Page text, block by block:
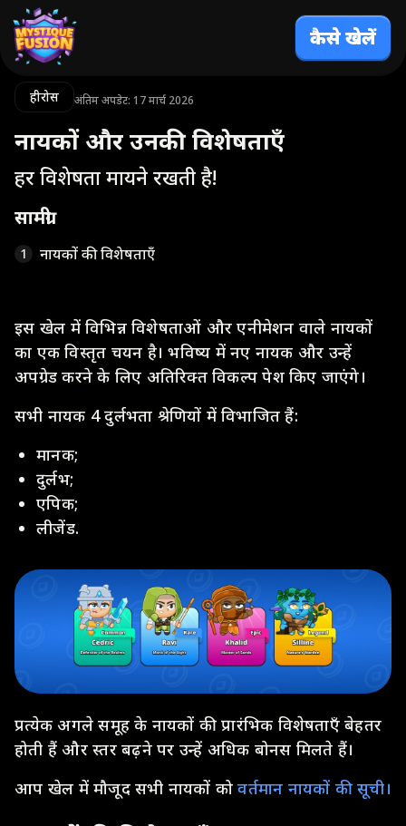
कैसे खेलें
हीरोस अंतिम अपडेट: 17 मार्च 2026
नायकों और उनकी विशेषताएँ
हर विशेषता मायने रखती है!
सामग्री
1 नायकों की विशेषताएँ
इस खेल में विभिन्न विशेषताओं और एनीमेशन वाले नायकों
का एक विस्तृत चयन है। भविष्य में नए नायक और उन्हें
अपग्रेड करने के लिए अतिरिक्त विकल्प पेश किए जाएंगे।
सभी नायक 4 दुर्लभता श्रेणियों में विभाजित हैं:
मानक;
दुर्लभ;
एपिक;
लीजेंड.
प्रत्येक अगले समूह के नायकों की प्रारंभिक विशेषताएँ बेहतर
होती हैं और स्तर बढ़ने पर उन्हें अधिक बोनस मिलते हैं।
आप खेल में मौजूद सभी नायकों कोवर्तमान नायकों की सूची।